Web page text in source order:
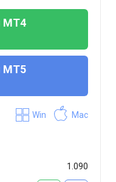
МТ4
МТ5
Win Mac
1.090